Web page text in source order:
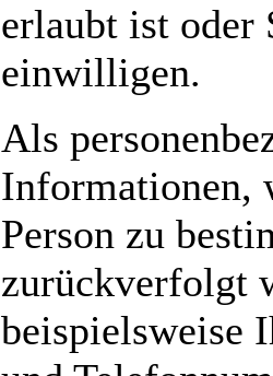
erlaubt ist oder
einwilligen.
Als
Informationen,
Person zu
zurückverfolgt
beispielsweise